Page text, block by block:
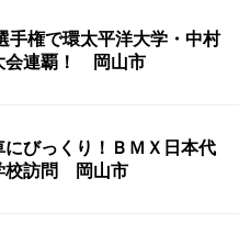
手権で環太平洋大学・中村
会連覇！ 岡山市
にびっくり！ＢＭＸ日本代
校訪問 岡山市